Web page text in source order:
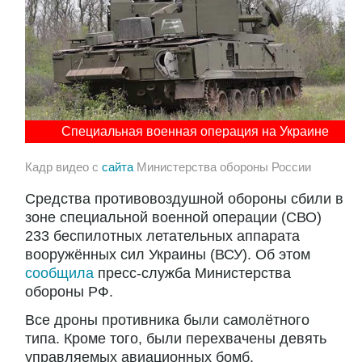
Специальная военная операция на Украине
Кадр видео с сайта Министерства обороны России
Средства противовоздушной обороны сбили в
зоне специальной военной операции (СВО)
233 беспилотных летательных аппарата
вооружённых сил Украины (ВСУ). Об этом
сообщила пресс-служба Министерства
обороны РФ.
Все дроны противника были самолётного
типа. Кроме того, были перехвачены девять
управляемых авиационных бомб.